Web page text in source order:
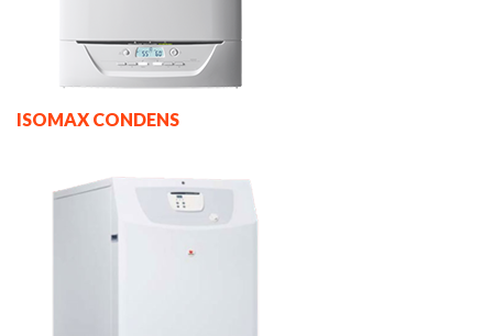
ISOMAX CONDENS